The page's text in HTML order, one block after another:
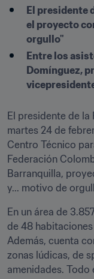
El presidente
el proyecto
orgullo"
Entre los
Domínguez,
El presidente de la
martes 24 de
Centro Técnico
Federación
Barranquilla,
y... motivo de
En un área de
de 48
Además, cuenta
zonas lúdicas, de
amenidades.